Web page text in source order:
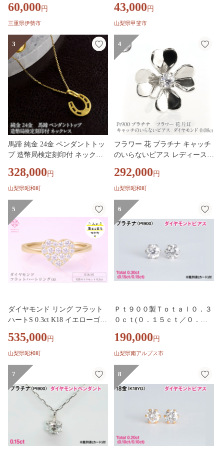
ド あこや真珠 ピアス 伊勢志摩
アクセサリー ジュエリー フォ
市 18金 キラキラ ロング
60,000 円
三重県伊勢市
パーズ シルバー ジュエリー]
43,000 円
山梨県甲斐市
3
馬蹄 純金 24金 ペンダントトッ
プ 造幣局検定刻印付 ネックレ
SWAA394
328,000 円
山梨県昭和町
4
フラワー 花 プラチナ キャッチ
のいらないピアス レディース
ピアス つけっぱなし キャッチ
ナッシャー 250729400dpu SWA
292,000 円
山梨県昭和町
5
ダイヤモンド リング フラット
ハートS 0.3ct K18 イエローゴー
イヤ 18金 山梨 H-4819CYG SW
CI007-yg
535,000 円
山梨県昭和町
6
Ｐｔ９００製Ｔｏｔａｌ０．３
０ｃｔ(０．１５ｃｔ／０．１
鑑別書(カード)付 ALPBK199
190,000 円
山梨県南アルプス市
7 8